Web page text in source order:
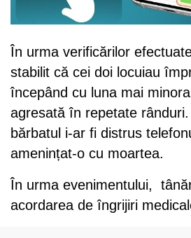
În urma verificărilor
stabilit că cei doi locuiau
începând cu luna mai
agresată în repetate
bărbatul i-ar fi distrus
amenințat-o cu moartea.
În urma evenimentului,
acordarea de îngrijiri